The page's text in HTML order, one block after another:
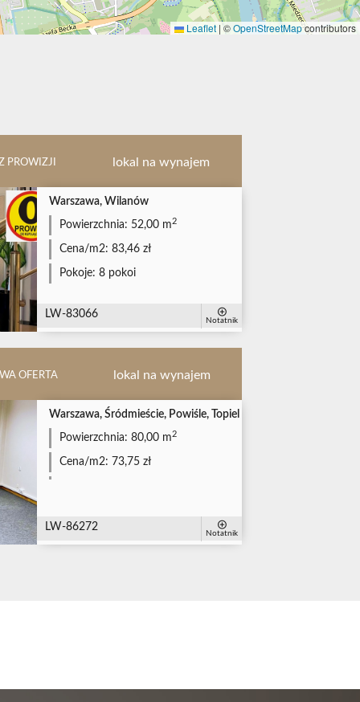
Leaflet |©OpenStreetMapcontributors
PROWIZJI lokal na wynajem
Warszawa, Wilanów
Powierzchnia: 52,00 m 2
Cena/m2: 83,46 zł
Pokoje: 8 pokoi
LW-83066
Notatnik
OFERTA lokal na wynajem
Warszawa, Śródmieście, Powiśle, Topiel
Powierzchnia: 80,00 m 2
Cena/m2: 73,75 zł
LW-86272
Notatnik